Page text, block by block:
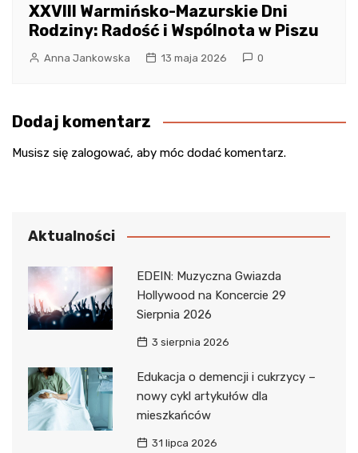
XXVIII Warmińsko-Mazurskie Dni
Rodziny: Radość i Wspólnota w Piszu
Anna Jankowska 13 maja 2026 0
Dodaj komentarz
Musisz się zalogować, aby móc dodać komentarz.
Aktualności
EDEIN: Muzyczna Gwiazda
Hollywood na Koncercie 29
Sierpnia 2026
3 sierpnia 2026
Edukacja o demencji i cukrzycy –
nowy cykl artykułów dla
mieszkańców
31 lipca 2026